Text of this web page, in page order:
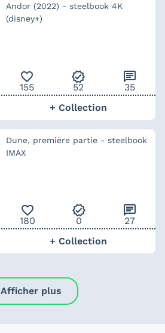
Andor (2022) - steelbook 4K
(disney+)
favorite_outline
155
verified
52
chat
35
+ Collection
Dune, première partie - steelbook
IMAX
favorite_outline
180
verified
0
chat
27
+ Collection
Afficher plus